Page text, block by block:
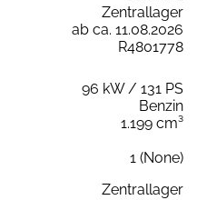
Zentrallager
ab ca. 11.08.2026
R4801778
96 kW / 131 PS
Benzin
1.199 cm³
1 (None)
Zentrallager